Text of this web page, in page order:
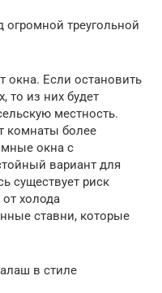
треугольной
окна. Если остановить
то из них будет
местность.
комнаты более
окна с
вариант для
существует риск
холода
ставни, которые
в стиле